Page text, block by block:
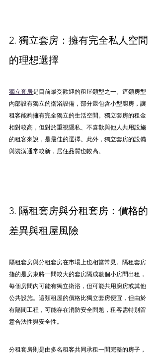
2. 獨立套房：擁有完全私人空間
的理想選擇
獨立套房是目前最受歡迎的租屋類型之一。這類房型
內部設有獨立的衛浴設備，部分還包含小型廚房，讓
租客能夠擁有完全獨立的生活空間。獨立套房的租金
相對較高，但對於重視隱私、不喜歡與他人共用設施
的租客來說，是最佳的選擇。此外，獨立套房的設備
與裝潢通常較新，居住品質也較高。
3. 隔租套房與分租套房：價格的
差異與租屋風險
隔租套房與分租套房在市場上也相當常見。隔租套房
指的是房東將一間較大的套房隔成數個小房間出租，
每個房間內可能有獨立衛浴，但可能共用廚房或其他
公共設施。這類租屋的價格比獨立套房便宜，但由於
有隔間工程，可能存在消防安全問題，租客需特別留
意合法性與安全性。
分租套房則是由多名租客共同承租一間完整的房子，